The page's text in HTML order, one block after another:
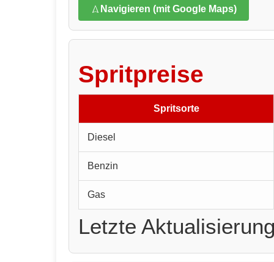
Navigieren (mit Google Maps)
Spritpreise
Spritsorte
Diesel
Benzin
Gas
Letzte